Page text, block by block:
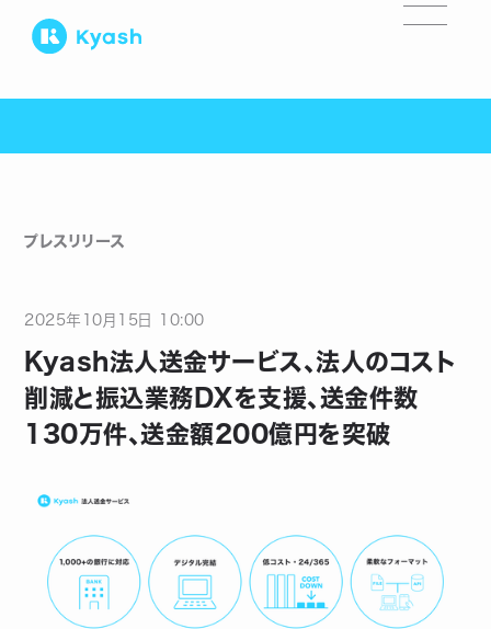
プレスリリース
2025年 10月 15日 10:00
Kyash法人送金サービス、法人のコスト
削減と振込業務DXを支援、送金件数
130万件、送金額200億円を突破